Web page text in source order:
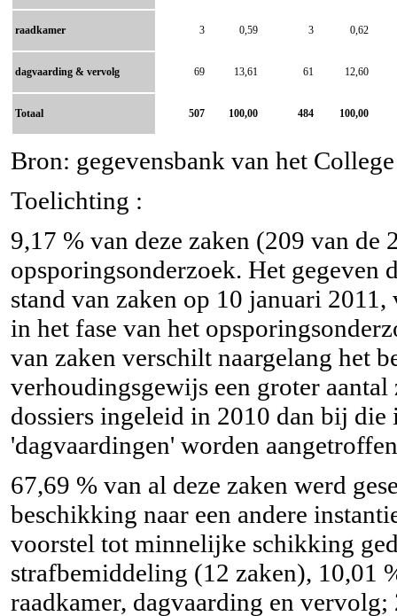
raadkamer 3 0,59 3 0,62
dagvaarding & vervolg 69 13,61 61 12,60
Totaal 507 100,00 484 100,00
Bron: gegevensbank van het
Toelichting :
9,17 % van deze zaken (209 van
opsporingsonderzoek. Het gegeven
stand van zaken op 10 januari
in het fase van het
van zaken verschilt naargelang het
verhoudingsgewijs een groter
dossiers ingeleid in 2010 dan bij
'dagvaardingen' worden
67,69 % van al deze zaken werd
beschikking naar een andere
voorstel tot minnelijke schikking
strafbemiddeling (12 zaken), 10,01
raadkamer, dagvaarding en vervolg;